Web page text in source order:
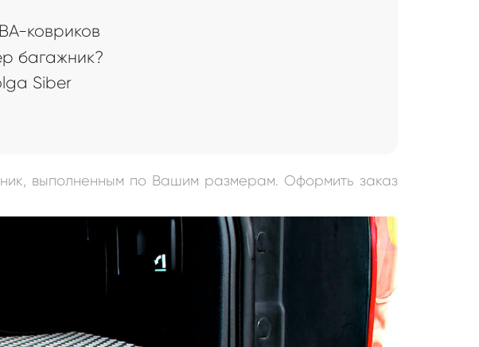
ковриков
багажник?
Siber
выполненным по Вашим размерам. Оформить заказ